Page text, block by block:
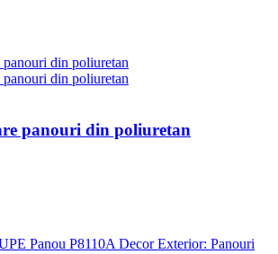
panouri din poliuretan